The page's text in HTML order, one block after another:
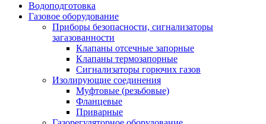
Водоподготовка
Газовое оборудование
Приборы безопасности, сигнализаторы
загазованности
Клапаны отсечные запорные
Клапаны термозапорные
Сигнализаторы горючих газов
Изолирующие соединения
Муфтовые (резьбовые)
Фланцевые
Приварные